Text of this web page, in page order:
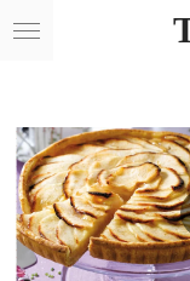
Skip